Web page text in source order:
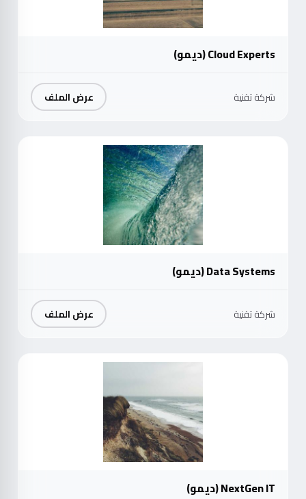
Cloud Experts (ديمو)
شركة تقنية عرض الملف
Data Systems (ديمو)
شركة تقنية عرض الملف
NextGen IT (ديمو)